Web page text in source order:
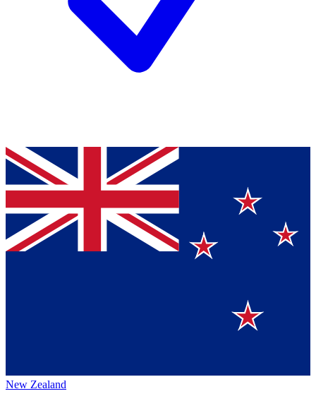
New Zealand